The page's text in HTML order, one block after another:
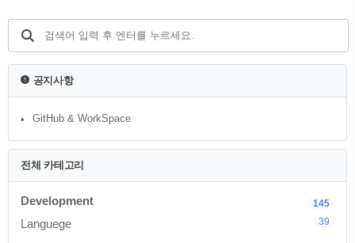
이 용이하게 한다. 유연하고, 변경이 용이?
역할은 자..
공지사항
GitHub & WorkSpace
전체 카테고리
Development 145
Languege 39